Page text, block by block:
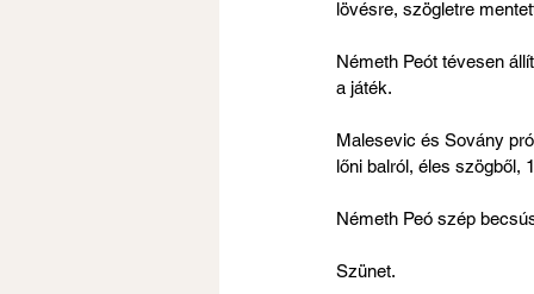
lövésre, szögletre
Németh Peót tévesen
a játék.
Malesevic és Sovány
lőni balról, éles szögből,
Németh Peó szép
Szünet.